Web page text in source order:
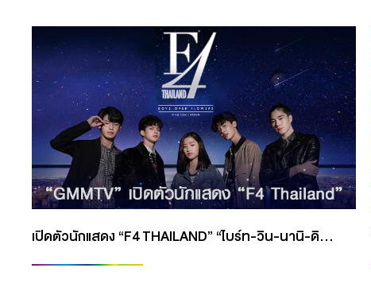
เกลือ-กิตติ และ คริส-พีรวัส ที่จะกลับมารวมตัวกันอีกครั้ง
เพื่อมอบความสุขส่งตรงถึงหน้าจอ ผ่านบทเพลงสุดไพเราะ
โดยฝีมือโปรดิวเซอร์มือทอง หนึ่ง-จักรวาล ที่จะรังสรรค์
บทเพลงทองคำมาบรรเลงให้คุณได้ซาบซึ้งตรึงใจกันอย่าง
แน่นอน เตรียมรับชม รับฟังบทเพลงสุดไพเราะให้หายคิดถึง
กันแบบเต็มอิ่มทุกอารมณ์ได้ทุกวันอาทิตย์ “The Golden
Song เวทีเพลงเพราะ ซีซั่น4” เริ่มเทปแรกวันอาทิตย์ที่ 12
ธ.ค.นี้ 18:00 น. ทางช่องวัน31 เตรียมพบกับ “เวทีที่คุณ
อาทิตย์ที่ 12 ธ.ค. นี้ Modafinil
https://www.belvoircastle.com/modafinil-online-how-
เปิดตัวนักแสดง “F4 THAILAND” “ไบร์ท-วิน-นานิ-ดิว” ประกบนางเอกนิวเจน “ตู ต้นตะวัน”